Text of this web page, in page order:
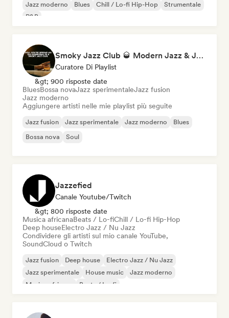
Jazz moderno
Blues Chill / Lo-fi Hip-Hop
Strumentale
R&B
Smoky Jazz Club 🥃 Modern Jazz & Jazz Fusion to Sip an Old Fashioned to
Curatore Di Playlist
&gt; 900 risposte date
BluesBossa novaJazz sperimentaleJazz fusion
Jazz moderno
Aggiungere artisti nelle mie playlist più seguite
Jazz fusion Jazz sperimentale Jazz moderno
Blues
Bossa nova
Soul
Jazzefied
Canale Youtube/Twitch
&gt; 800 risposte date
Musica africanaBeats / Lo-fiChill / Lo-fi Hip-Hop
Deep houseElectro Jazz / Nu Jazz
Condividere gli artisti sul mio canale YouTube,
SoundCloud o Twitch
Jazz fusion Deep house
Electro Jazz / Nu Jazz
Jazz sperimentale
House music
Jazz moderno
Musica africana
Beats / Lo-fi